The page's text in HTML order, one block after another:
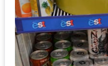
GIFTCODE!
ลายแทง
ความ
อร่อย